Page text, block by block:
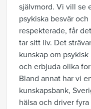
självmord. Vi vill se
psykiska besvär
respekterade, får
tar sitt liv. Det
kunskap om
och erbjuda olika
Bland annat har vi
kunskapsbank,
hälsa och driver